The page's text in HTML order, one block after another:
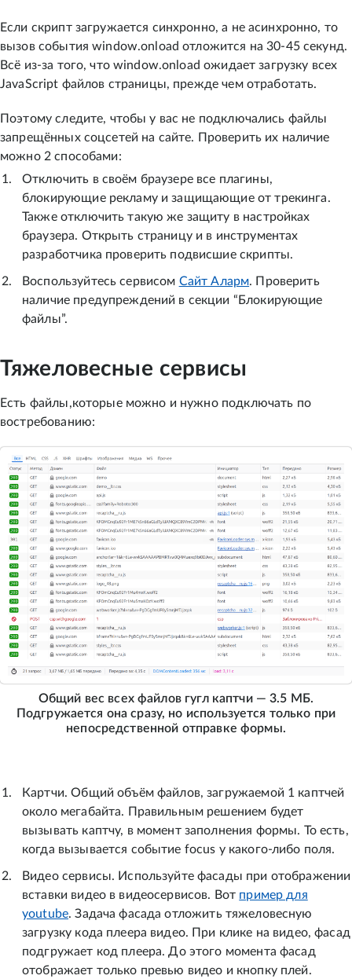
Если скрипт загружается синхронно, а не асинхронно, то
вызов события window.onload отложится на 30-45 секунд.
Всё из-за того, что window.onload ожидает загрузку всех
JavaScript файлов страницы, прежде чем отработать.
Поэтому следите, чтобы у вас не подключались файлы
запрещённых соцсетей на сайте. Проверить их наличие
можно 2 способами:
Отключить в своём браузере все плагины,
блокирующие рекламу и защищающие от трекинга.
Также отключить такую же защиту в настройках
браузера. Открыть страницу и в инструментах
разработчика проверить подвисшие скрипты.
Воспользуйтесь сервисом Сайт Аларм. Проверить
наличие предупреждений в секции “Блокирующие
файлы”.
Тяжеловесные сервисы
Есть файлы,которые можно и нужно подключать по
востребованию:
Общий вес всех файлов гугл каптчи — 3.5 МБ.
Подгружается она сразу, но используется только при
непосредственной отправке формы.
Картчи. Общий объём файлов, загружаемой 1 каптчей
около мегабайта. Правильным решением будет
вызывать каптчу, в момент заполнения формы. То есть,
когда вызывается событие focus у какого-либо поля.
Видео сервисы. Используйте фасады при отображении
вставки видео в видеосервисов. Вот пример для
youtube. Задача фасада отложить тяжеловесную
загрузку кода плеера видео. При клике на видео, фасад
подгружает код плеера. До этого момента фасад
отображает только превью видео и кнопку плей.